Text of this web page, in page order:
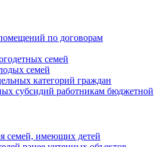
по договорам
семей
семей
категорий граждан
субсидий работникам бюджетной
семей, имеющих детей